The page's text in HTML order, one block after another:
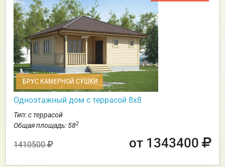
БРУС КАМЕРНОЙ СУШКИ
Одноэтажный дом с террасой 8х8
Тип: с террасой
Общая площадь: 582
1410500 от 1343400